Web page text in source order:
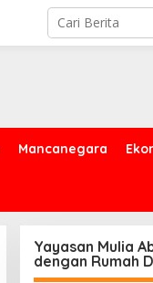
Mancanegara
Yayasan Mulia
dengan Rumah